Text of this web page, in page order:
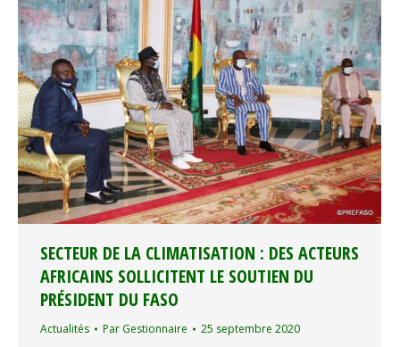
SECTEUR DE LA CLIMATISATION : DES ACTEURS
AFRICAINS SOLLICITENT LE SOUTIEN DU
PRÉSIDENT DU FASO
Actualités Par Gestionnaire 25 septembre 2020